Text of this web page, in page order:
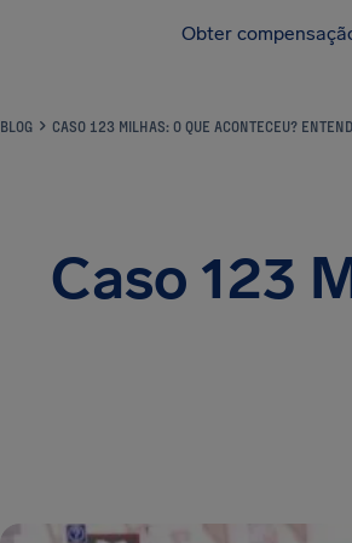
Obter
BLOG CASO 123 MILHAS: O QUE ACONTECEU?
Caso 123